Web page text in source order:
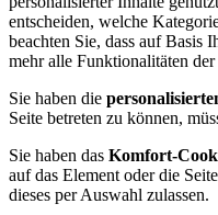
entscheiden, welche
beachten Sie, dass auf Basis
mehr alle Funktionalitäten
Sie haben die
Seite betreten zu können,
Sie haben das Komfort-
auf das Element oder die
dieses per Auswahl zulassen.